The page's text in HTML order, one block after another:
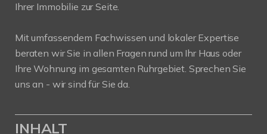
Ihrer Immobilie zur Seite.
Mit umfassendem Fachwissen und lokaler Expertise
beraten wir Sie in allen Fragen rund um Ihr Haus oder
Ihre Wohnung im gesamten Ruhrgebiet. Sprechen Sie
uns an - wir sind für Sie da.
INHALT